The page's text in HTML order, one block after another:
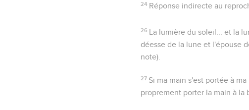
24 Réponse indirecte au
26 La lumière du soleil... et la
déesse de la lune et l'épouse
note).
27 Si ma main s'est portée à
proprement porter la main à la